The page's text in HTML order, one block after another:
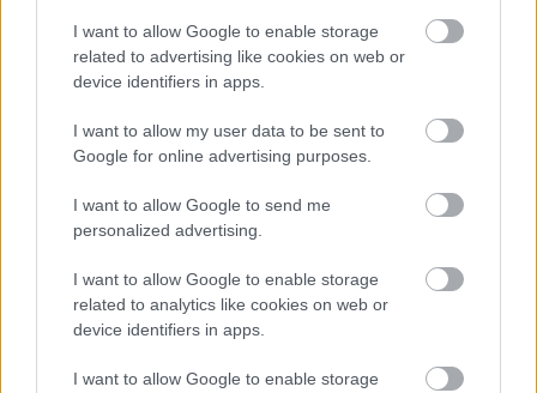
I want to allow Google to enable storage
related to advertising like cookies on web or
device identifiers in apps.
I want to allow my user data to be sent to
Google for online advertising purposes.
I want to allow Google to send me
personalized advertising.
I want to allow Google to enable storage
related to analytics like cookies on web or
device identifiers in apps.
I want to allow Google to enable storage
å få gå stafett for Norge, selv om jeg fikk juling av
Johan Olsson. Men da ha la opp, leste jeg også at
det var et av de beste løpene han hadde gått.
om han knuste meg.
Didrik Tønseth, Martin Johnsrud Sundby, Simen Hegstad
Krüger og Johannes Høsflot Klæbo tok gull på stafetten
under OL 2018 i Pyengchang. Foto: Bildbyrån